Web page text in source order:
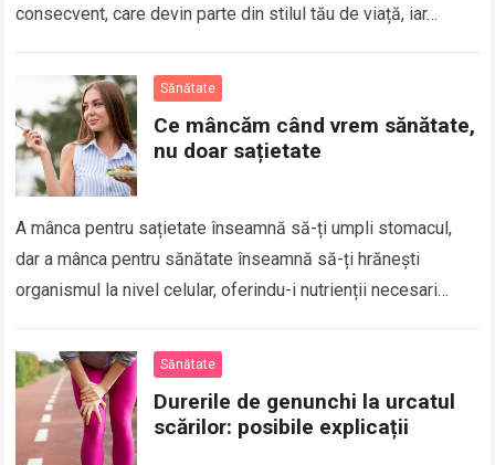
consecvent, care devin parte din stilul tău de viață, iar…
Sănătate
Ce mâncăm când vrem sănătate,
nu doar sațietate
A mânca pentru sațietate înseamnă să-ți umpli stomacul,
dar a mânca pentru sănătate înseamnă să-ți hrănești
organismul la nivel celular, oferindu-i nutrienții necesari
Sănătate
Durerile de genunchi la urcatul
scărilor: posibile explicații